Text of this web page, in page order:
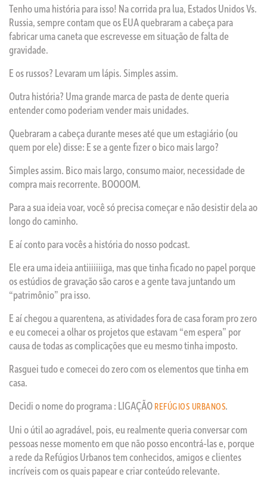
Tenho uma história para isso! Na corrida pra lua, Estados Unidos Vs.
Russia, sempre contam que os EUA quebraram a cabeça para
fabricar uma caneta que escrevesse em situação de falta de
gravidade.
E os russos? Levaram um lápis. Simples assim.
Outra história? Uma grande marca de pasta de dente queria
entender como poderiam vender mais unidades.
Quebraram a cabeça durante meses até que um estagiário (ou
quem por ele) disse: E se a gente fizer o bico mais largo?
Simples assim. Bico mais largo, consumo maior, necessidade de
compra mais recorrente. BOOOOM.
Para a sua ideia voar, você só precisa começar e não desistir dela ao
longo do caminho.
E aí conto para vocês a história do nosso podcast.
Ele era uma ideia antiiiiiiiga, mas que tinha ficado no papel porque
os estúdios de gravação são caros e a gente tava juntando um
“patrimônio” pra isso.
E aí chegou a quarentena, as atividades fora de casa foram pro zero
e eu comecei a olhar os projetos que estavam “em espera” por
causa de todas as complicações que eu mesmo tinha imposto.
Rasguei tudo e comecei do zero com os elementos que tinha em
casa.
Decidi o nome do programa : LIGAÇÃO REFÚGIOS URBANOS.
Uni o útil ao agradável, pois, eu realmente queria conversar com
pessoas nesse momento em que não posso encontrá-las e, porque
a rede da Refúgios Urbanos tem conhecidos, amigos e clientes
incríveis com os quais papear e criar conteúdo relevante.